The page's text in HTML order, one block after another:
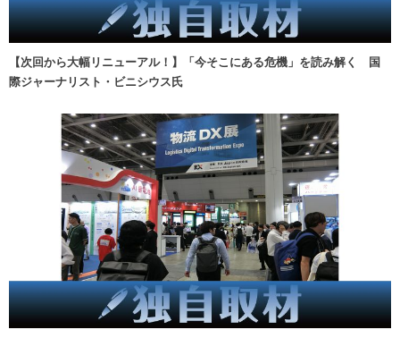
【次回から大幅リニューアル！】「今そこにある危機」を読み解く 国
際ジャーナリスト・ビニシウス氏